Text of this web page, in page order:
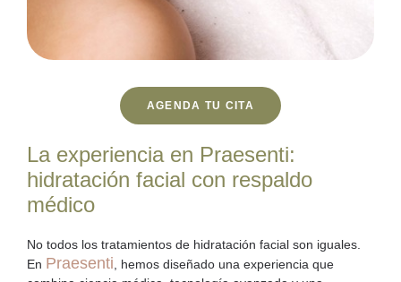
AGENDA TU CITA
La experiencia en Praesenti:
hidratación facial con respaldo
médico
No todos los tratamientos de hidratación facial son iguales.
En Praesenti, hemos diseñado una experiencia que